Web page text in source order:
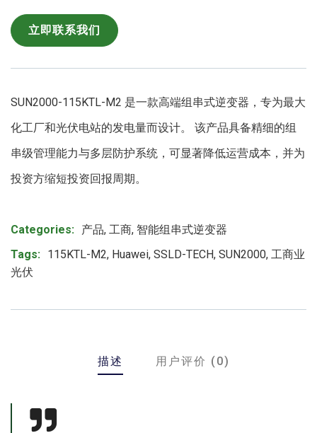
立即联系我们
SUN2000-115KTL-M2 是一款高端组串式逆变器，专为最大
化工厂和光伏电站的发电量而设计。 该产品具备精细的组
串级管理能力与多层防护系统，可显著降低运营成本，并为
投资方缩短投资回报周期。
Categories: 产品, 工商, 智能组串式逆变器
Tags: 115KTL-M2, Huawei, SSLD-TECH, SUN2000, 工商业
光伏
描述 用户评价 (0)